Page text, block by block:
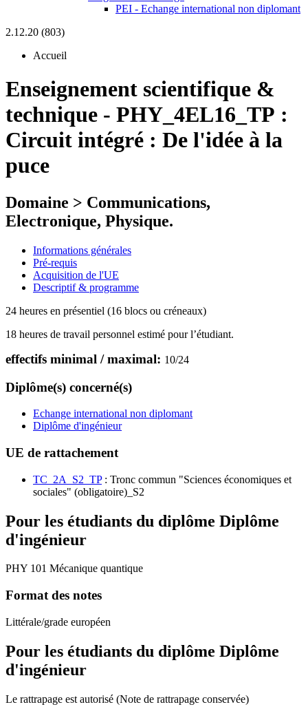
PEI - Echange international non diplomant
2.12.20 (803)
Accueil
Enseignement scientifique &
technique - PHY_4EL16_TP :
Circuit intégré : De l'idée à la
puce
Domaine > Communications,
Electronique, Physique.
Informations générales
Pré-requis
Acquisition de l'UE
Descriptif & programme
24 heures en présentiel (16 blocs ou créneaux)
18 heures de travail personnel estimé pour l’étudiant.
effectifs minimal / maximal: 10/24
Diplôme(s) concerné(s)
Echange international non diplomant
Diplôme d'ingénieur
UE de rattachement
TC_2A_S2_TP: Tronc commun "Sciences économiques et
sociales" (obligatoire)_S2
Pour les étudiants du diplôme Diplôme
d'ingénieur
PHY 101 Mécanique quantique
Format des notes
Littérale/grade européen
Pour les étudiants du diplôme Diplôme
d'ingénieur
Le rattrapage est autorisé (Note de rattrapage conservée)